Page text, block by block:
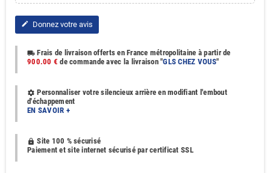
edit Donnez votre avis
local_shipping Frais de livraison offerts en France métropolitaine à partir de
900.00 € de commande avec la livraison "GLS CHEZ VOUS"
settings Personnaliser votre silencieux arrière en modifiant l'embout
d'échappement
EN SAVOIR +
https Site 100 % sécurisé
Paiement et site internet sécurisé par certificat SSL